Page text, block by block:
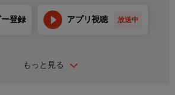
もっと見る
登録 アプリ視聴 放送中